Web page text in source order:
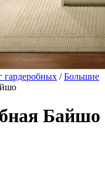
гардеробных /Большие
Байшо